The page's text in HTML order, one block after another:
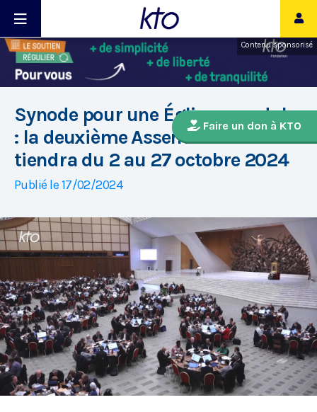
Contenu sponsorisé
Faire un don à KTO
Synode pour une Église synodale
: la deuxième Assemblée se
tiendra du 2 au 27 octobre 2024
Publié le 17/02/2024